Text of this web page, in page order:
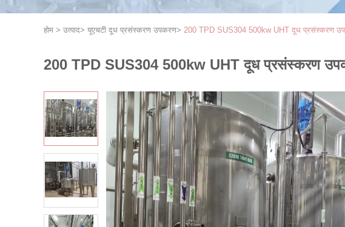
होम > उत्पाद> यूएचटी दूध प्रसंस्करण उपकरण> 200 TPD SUS304 500kw UHT दूध प्रसंस्करण
200 TPD SUS304 500kw UHT दूध प्रसंस्करण